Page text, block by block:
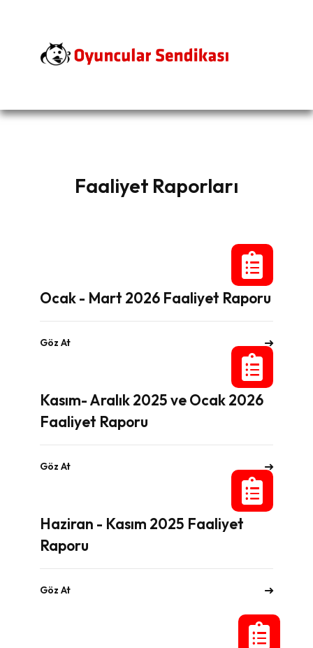
Faaliyet Raporları
Ocak - Mart 2026 Faaliyet Raporu
Göz At
Kasım- Aralık 2025 ve Ocak 2026
Faaliyet Raporu
Göz At
Haziran - Kasım 2025 Faaliyet
Raporu
Göz At